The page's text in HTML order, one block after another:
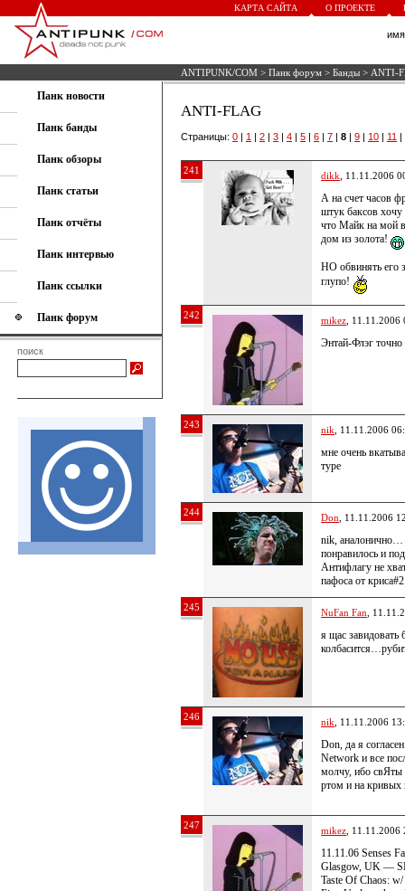
КАРТА САЙТА О ПРОЕКТЕ
ANTIPUNK/COM > Панк форум > Банды > ANTI-
Панк новости
Панк банды
Панк обзоры
Панк статьи
Панк отчёты
Панк интервью
Панк ссылки
Панк форум
поиск
ANTI-FLAG
Страницы: 0 | 1 | 2 | 3 | 4 | 5 | 6 | 7 | 8 | 9 | 10 | 11 |
241 dikk , 11.11.2006
А на счет часов
штук баксов хочу
что Майк на мой
дом из золота!
НО обвинять его
глупо!
242 mikez , 11.11.2006
Энтай-Флэг точно
243 nik , 11.11.2006
мне очень
туре
244 Don , 11.11.2006
nik, аналонично…
понравилось и
Антифлагу не
пафоса от
245 NuFan Fan ,
я щас
246 nik , 11.11.2006
Don, да я
Network и все
молчу, ибо свЯты
ртом и на кривых
247 mikez , 11.11.2006
11.11.06 Senses
Glasgow, UK —
Taste Of Chaos: